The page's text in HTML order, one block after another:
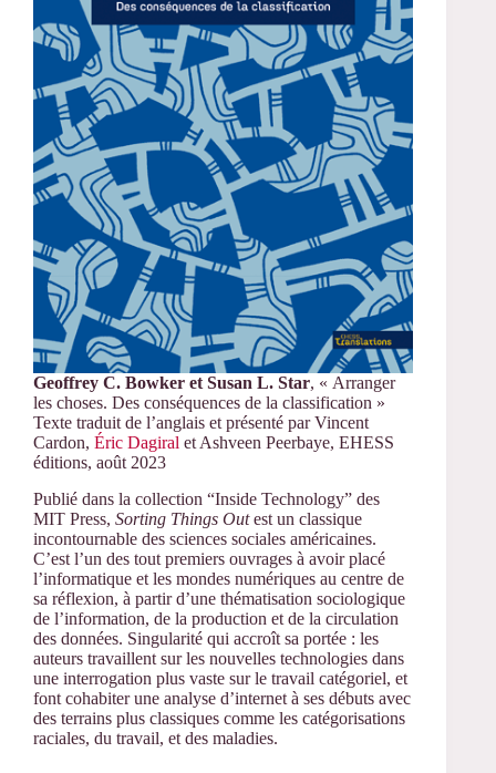
Geoffrey C. Bowker et Susan L. Star, « Arranger
les choses. Des conséquences de la classification »
Texte traduit de l’anglais et présenté par Vincent
Cardon, Éric Dagiral et Ashveen Peerbaye, EHESS
éditions, août 2023
Publié dans la collection “Inside Technology” des
MIT Press, Sorting Things Outest un classique
incontournable des sciences sociales américaines.
C’est l’un des tout premiers ouvrages à avoir placé
l’informatique et les mondes numériques au centre de
sa réflexion, à partir d’une thématisation sociologique
de l’information, de la production et de la circulation
des données. Singularité qui accroît sa portée : les
auteurs travaillent sur les nouvelles technologies dans
une interrogation plus vaste sur le travail catégoriel, et
font cohabiter une analyse d’internet à ses débuts avec
des terrains plus classiques comme les catégorisations
raciales, du travail, et des maladies.